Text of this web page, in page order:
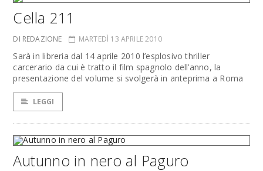
Cella 211
DI REDAZIONE MARTEDÌ 13 APRILE 2010
Sarà in libreria dal 14 aprile 2010 l’esplosivo thriller
carcerario da cui è tratto il film spagnolo dell’anno, la
presentazione del volume si svolgerà in anteprima a Roma
LEGGI
Autunno in nero al Paguro